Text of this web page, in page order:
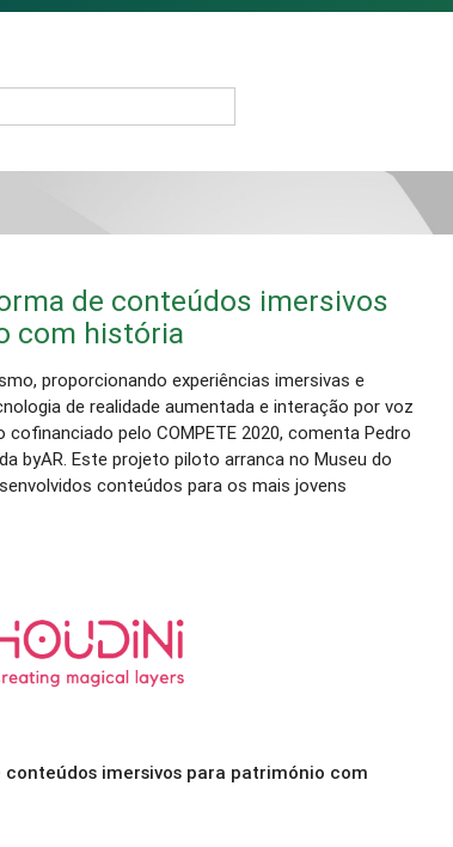
de conteúdos imersivos
com história
proporcionando experiências imersivas e
de realidade aumentada e interação por voz
pelo COMPETE 2020, comenta Pedro
byAR. Este projeto piloto arranca no Museu do
conteúdos para os mais jovens
imersivos para património com